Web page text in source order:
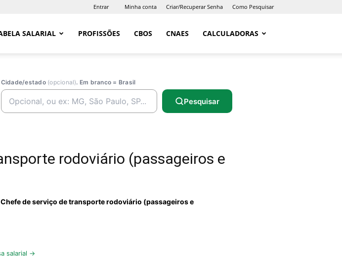
Entrar Minha conta Criar/Recuperar Senha Como Pesquisar
SALARIAL PROFISSÕES CBOS CNAES CALCULADORAS
Cidade/estado (opcional). Em branco = Brasil
Pesquisar
rodoviário (passageiros e
Chefe de serviço de transporte rodoviário (passageiros e
salarial →